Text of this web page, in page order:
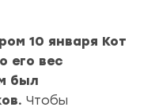
10 января Кот
его вес
был
Чтобы